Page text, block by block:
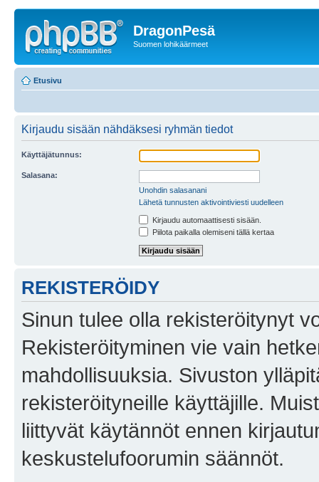
DragonPesä
Suomen lohikäärmeet
Etusivu
Kirjaudu sisään nähdäksesi ryhmän tiedot
Käyttäjätunnus:
Salasana:
Unohdin salasanani
Lähetä tunnusten aktivointiviesti uudelleen
Kirjaudu automaattisesti sisään.
Piilota paikalla olemiseni tällä kertaa
REKISTERÖIDY
Sinun tulee olla rekisteröitynyt
Rekisteröityminen vie vain
mahdollisuuksia. Sivuston
rekisteröityneille käyttäjille.
liittyvät käytännöt ennen
keskustelufoorumin säännöt.